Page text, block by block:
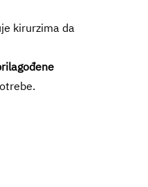
kirurzima da